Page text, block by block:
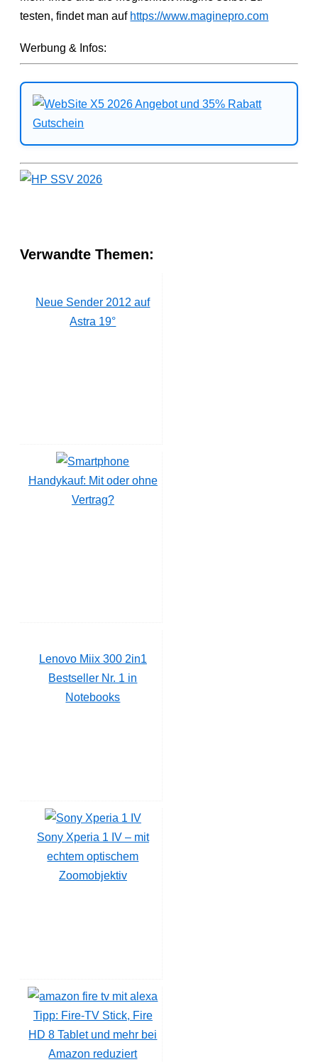
testen, findet man auf https://www.maginepro.com
Werbung & Infos:
Verwandte Themen:
Neue Sender 2012 auf
Astra 19°
Handykauf: Mit oder ohne
Vertrag?
Lenovo Miix 300 2in1
Bestseller Nr. 1 in
Notebooks
Sony Xperia 1 IV – mit
echtem optischem
Zoomobjektiv
Tipp: Fire-TV Stick, Fire
HD 8 Tablet und mehr bei
Amazon reduziert